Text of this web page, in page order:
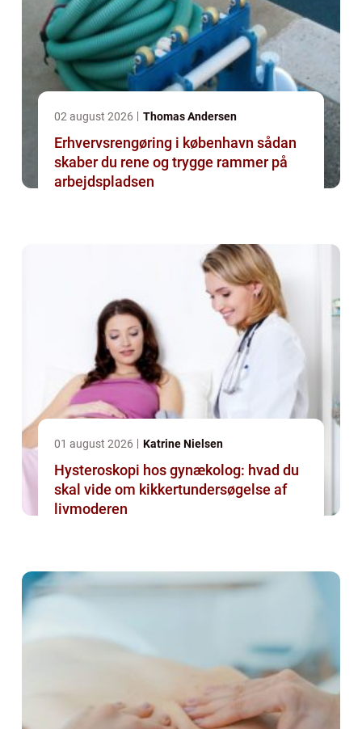
02 august 2026 Thomas Andersen
Erhvervsrengøring i københavn sådan
skaber du rene og trygge rammer på
arbejdspladsen
01 august 2026 Katrine Nielsen
Hysteroskopi hos gynækolog: hvad du
skal vide om kikkertundersøgelse af
livmoderen